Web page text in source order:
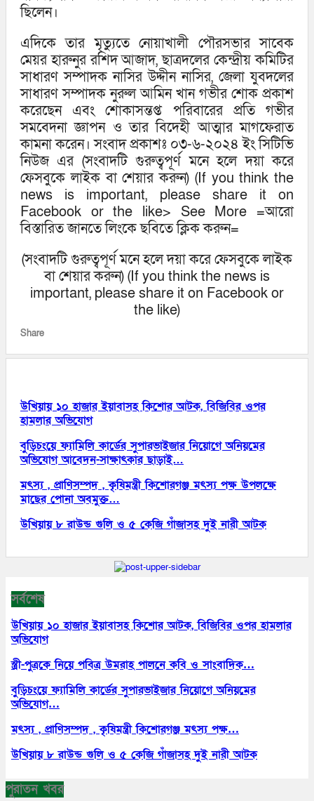
ছিলেন।
এদিকে তার মৃত্যুতে নোয়াখালী পৌরসভার সাবেক
মেয়র হারুনুর রশিদ আজাদ, ছাত্রদলের কেন্দ্রীয় কমিটির
সাধারণ সম্পাদক নাসির উদ্দীন নাসির, জেলা যুবদলের
সাধারণ সম্পাদক নুরুল আমিন খান গভীর শোক প্রকাশ
করেছেন এবং শোকাসন্তপ্ত পরিবারের প্রতি গভীর
সমবেদনা জ্ঞাপন ও তার বিদেহী আত্মার মাগফেরাত
কামনা করেন। সংবাদ প্রকাশঃ ০৩-৬-২০২৪ ইং সিটিভি
নিউজ এর (সংবাদটি গুরুত্বপূর্ণ মনে হলে দয়া করে
ফেসবুকে লাইক বা শেয়ার করুন) (If you think the
news is important, please share it on
Facebook or the like> See More =আরো
বিস্তারিত জানতে লিংকে ছবিতে ক্লিক করুন=
(সংবাদটি গুরুত্বপূর্ণ মনে হলে দয়া করে ফেসবুকে লাইক
বা শেয়ার করুন) (If you think the news is
important, please share it on Facebook or
the like)
Share
উখিয়ায় ১০ হাজার ইয়াবাসহ কিশোর আটক, বিজিবির ওপর
হামলার অভিযোগ
বুড়িচংয়ে ফ্যামিলি কার্ডের সুপারভাইজার নিয়োগে অনিয়মের
অভিযোগ আবেদন-সাক্ষাৎকার ছাড়াই…
মৎস্য , প্রাণিসম্পদ , কৃষিমন্ত্রী কিশোরগঞ্জ মৎস্য পক্ষ উপলক্ষে
মাছের পোনা অবমুক্ত…
উখিয়ায় ৮ রাউন্ড গুলি ও ৫ কেজি গাঁজাসহ দুই নারী আটক
সর্বশেষ
উখিয়ায় ১০ হাজার ইয়াবাসহ কিশোর আটক, বিজিবির ওপর হামলার
অভিযোগ
স্ত্রী-পুত্রকে নিয়ে পবিত্র উমরাহ পালনে কবি ও সাংবাদিক…
বুড়িচংয়ে ফ্যামিলি কার্ডের সুপারভাইজার নিয়োগে অনিয়মের
অভিযোগ…
মৎস্য , প্রাণিসম্পদ , কৃষিমন্ত্রী কিশোরগঞ্জ মৎস্য পক্ষ…
উখিয়ায় ৮ রাউন্ড গুলি ও ৫ কেজি গাঁজাসহ দুই নারী আটক
পুরাতন খবর